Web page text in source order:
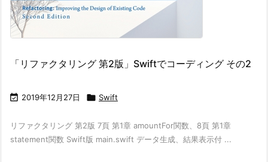
「リファクタリング 第2版」Swiftでコーディング その2
 2019年12月27日  Swift
リファクタリング 第2版 7頁 第1章 amountFor関数、8頁 第1章
statement関数 Swift版 main.swift データ生成、結果表示付 ...